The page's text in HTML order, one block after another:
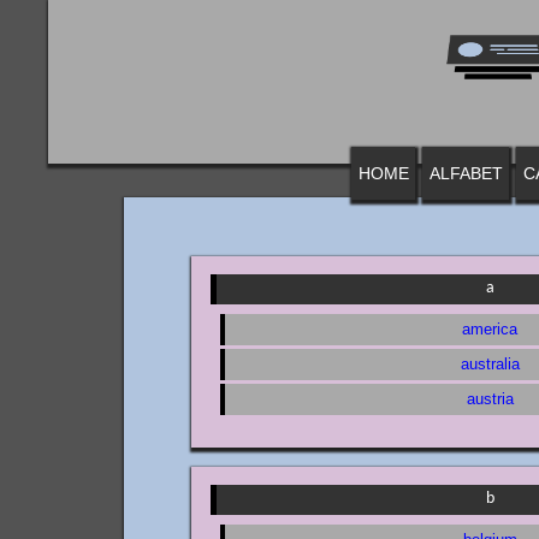
HOME ALFABET
a
america
australia
austria
b